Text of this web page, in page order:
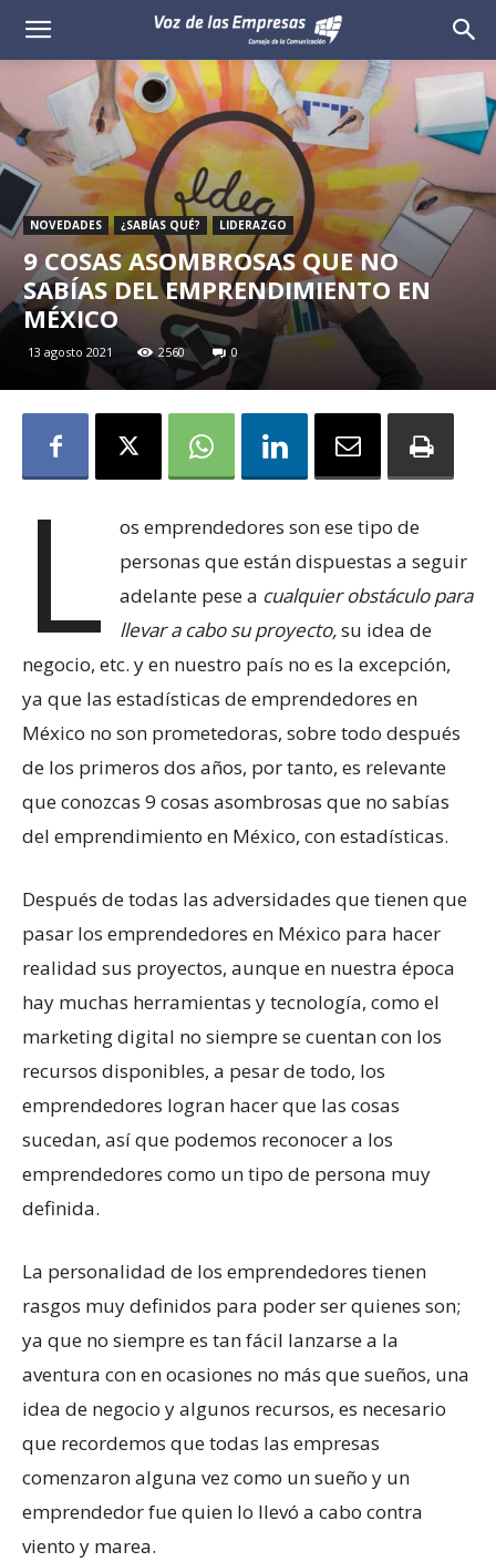
Voz
las
Empresas
NOVEDADES ¿SABÍAS QUÉ? LIDERAZGO
9 COSAS ASOMBROSAS QUE NO
SABÍAS DEL EMPRENDIMIENTO EN
MÉXICO
13 agosto 2021 2560 0
L
os emprendedores son ese tipo de
personas que están dispuestas a seguir
adelante pese a cualquier obstáculo para
llevar a cabo su proyecto,su idea de
negocio, etc. y en nuestro país no es la excepción,
ya que las estadísticas de emprendedores en
México no son prometedoras, sobre todo después
de los primeros dos años, por tanto, es relevante
que conozcas 9 cosas asombrosas que no sabías
del emprendimiento en México, con estadísticas.
Después de todas las adversidades que tienen que
pasar los emprendedores en México para hacer
realidad sus proyectos, aunque en nuestra época
hay muchas herramientas y tecnología, como el
marketing digital no siempre se cuentan con los
recursos disponibles, a pesar de todo, los
emprendedores logran hacer que las cosas
sucedan, así que podemos reconocer a los
emprendedores como un tipo de persona muy
definida.
La personalidad de los emprendedores tienen
rasgos muy definidos para poder ser quienes son;
ya que no siempre es tan fácil lanzarse a la
aventura con en ocasiones no más que sueños, una
idea de negocio y algunos recursos, es necesario
que recordemos que todas las empresas
comenzaron alguna vez como un sueño y un
emprendedor fue quien lo llevó a cabo contra
viento y marea.